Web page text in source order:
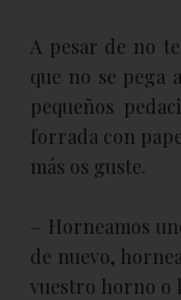
A pesar de no
que no se pega
pequeños
forrada con
más os guste.
– Horneamos
de nuevo,
vuestro horno o